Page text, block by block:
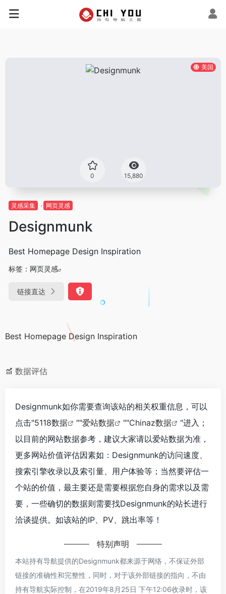
美国
0 15,880
灵感采集 网页灵感
Designmunk
Best Homepage Design Inspiration
标签： 网页灵感
链接直达
Best Homepage Design Inspiration
数据评估
Designmunk如你需要查询该站的相关权重信息，可以
点击"5118数据 ""爱站数据 ""Chinaz数据
"进入；
以目前的网站数据参考，建议大家请以爱站数据为准，
更多网站价值评估因素如：Designmunk的访问速度、
搜索引擎收录以及索引量、用户体验等；当然要评估一
个站的价值，最主要还是需要根据您自身的需求以及需
要，一些确切的数据则需要找Designmunk的站长进行
洽谈提供。如该站的IP、PV、跳出率等！
特别声明
本站持有导航提供的Designmunk都来源于网络，不保证外部
链接的准确性和完整性，同时，对于该外部链接的指向，不由
持有导航实际控制，在2019年8月25日 下午12:06收录时，该